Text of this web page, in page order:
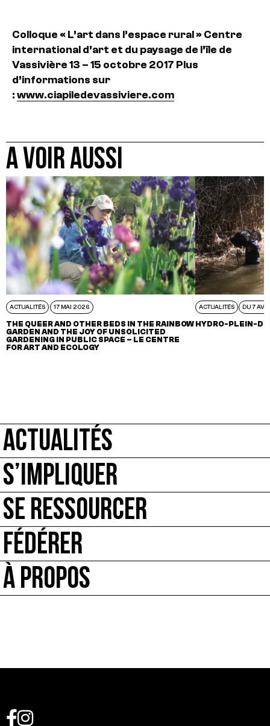
Colloque « L’art dans l’espace rural » Centre
international d’art et du paysage de l’île de
Vassivière 13 – 15 octobre 2017 Plus
d’informations sur
: www.ciapiledevassiviere.com
A VOIR AUSSI
ACTUALITÉS 17 MAI 2026
THE QUEER AND OTHER BEDS IN THE RAINBOW
GARDEN AND THE JOY OF UNSOLICITED
GARDENING IN PUBLIC SPACE – LE CENTRE
FOR ART AND ECOLOGY
ACTUALITÉS DU 7
HYDRO-PLEIN-
ACTUALITÉS
S’IMPLIQUER
SE RESSOURCER
FÉDÉRER
À PROPOS